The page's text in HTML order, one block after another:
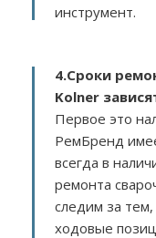
инструмент.
4.Сроки
Kolner
Первое это
РемБренд
всегда в
ремонта
следим за
ходовые